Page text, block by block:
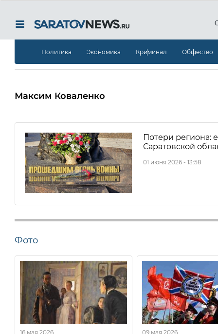
Политика Экономика Криминал Общество
Максим Коваленко
Потери региона:
Саратовской
01 июня 2026 - 13:58
Фото
16 мая 2026 09 мая 2026